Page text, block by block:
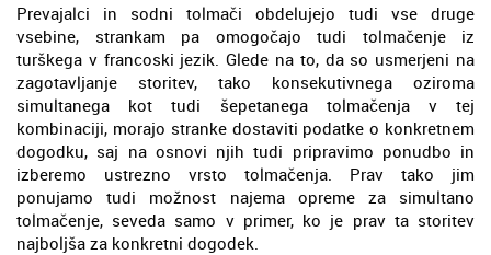
Prevajalci in sodni tolmači obdelujejo tudi vse druge
vsebine, strankam pa omogočajo tudi tolmačenje iz
turškega v francoski jezik. Glede na to, da so usmerjeni na
zagotavljanje storitev, tako konsekutivnega oziroma
simultanega kot tudi šepetanega tolmačenja v tej
kombinaciji, morajo stranke dostaviti podatke o konkretnem
dogodku, saj na osnovi njih tudi pripravimo ponudbo in
izberemo ustrezno vrsto tolmačenja. Prav tako jim
ponujamo tudi možnost najema opreme za simultano
tolmačenje, seveda samo v primer, ko je prav ta storitev
najboljša za konkretni dogodek.